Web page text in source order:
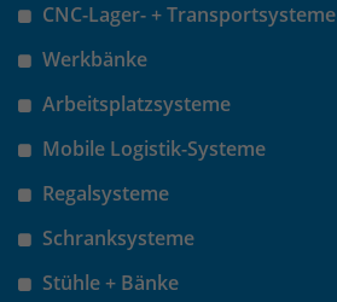
CNC-Lager- + Transportsysteme
Werkbänke
Arbeitsplatzsysteme
Mobile Logistik-Systeme
Regalsysteme
Schranksysteme
Stühle + Bänke